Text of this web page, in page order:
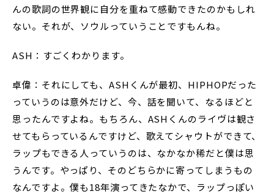
んの歌詞の世界観に自分を重ねて感動できたのかもしれ
ない。それが、ソウルっていうことですもんね。
ASH：すごくわかります。
卓偉：それにしても、ASHくんが最初、HIPHOPだった
っていうのは意外だけど、今、話を聞いて、なるほどと
思ったんですよね。もちろん、ASHくんのライヴは観さ
せてもらっているんですけど、歌えてシャウトができて、
ラップもできる人っていうのは、なかなか稀だと僕は思
うんです。やっぱり、そのどちらかに寄ってしまうもの
なんですよ。僕も18年演ってきたなかで、ラップっぽい